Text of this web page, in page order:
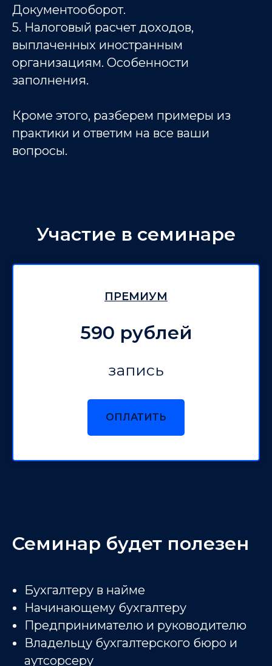
Документооборот.
5. Налоговый расчет доходов,
выплаченных иностранным
организациям. Особенности
заполнения.
Кроме этого, разберем примеры из
практики и ответим на все ваши
вопросы.
Участие в семинаре
ПРЕМИУМ
590 рублей
запись
ОПЛАТИТЬ
Семинар будет полезен
Бухгалтеру в найме
Начинающему бухгалтеру
Предпринимателю и руководителю
Владельцу бухгалтерского бюро и
аутсорсеру